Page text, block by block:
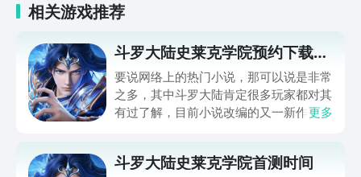
相关游戏推荐
斗罗大陆史莱克学院预约下载地
址
要说网络上的热门小说，那可以说是非常
之多，其中斗罗大陆肯定很多玩家都对其
有过了解，目前小说改编的又一新作手游
吗？游戏本身的玩法是什么样的？和原著
更多
斗罗大陆史莱克学院首测时间